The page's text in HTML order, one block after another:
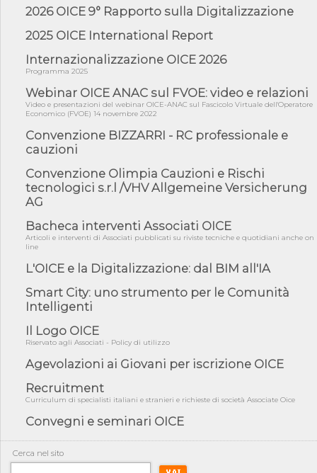
06/08/26 - Istat, produzione industriale in calo dell'1% a giugno,
con ...
06/08/26 - DL PA approvato in Cdm: contributi per
riqualificazione sism...
06/08/26 - CdM: approvato il d.lgs. di adeguamento all’AI Act in
mate...
06/08/26 - DDL delegazione europea in Cdm per recepimento
norme UE in m...
05/08/26 - DL Infrastrutture e PNRR è legge: approvata oggi la
fiducia...
05/08/26 - Focus OICE sul DDL di riforma della responsabilità
05/08/26 - Anac: pubblicata la Relazione illustrativa al Bando tipo
2 s...
05/08/26 - SAVE THE DATE: Assemblea Pubblica Confindustria
Professioni ...
05/08/26 - Successo OICE per il bando della Città metropolitana
di Reg...
05/08/26 - Lettera OICE per il bando della Giunta Regionale della
Campa...
04/08/26 - DL PA: previste cancellazioni da elenchi professionisti
per ...
04/08/26 - International Sustainable Buildings Competition -
COP31, An...
04/08/26 - CdS, project financing: progetto di fattibilità da
impugnar...
04/08/26 - Rapporto Anac corruzione 2020-2026: procedimenti
penali per ...
2026 OICE 9° Rapporto sulla Digitalizzazione
2025 OICE International Report
Internazionalizzazione OICE 2026
Programma 2025
Webinar OICE ANAC sul FVOE: video e relazioni
Video e presentazioni del webinar OICE-ANAC sul Fascicolo Virtuale dell'Operatore
Economico (FVOE) 14 novembre 2022
Convenzione BIZZARRI - RC professionale e
cauzioni
Convenzione Olimpia Cauzioni e Rischi
tecnologici s.r.l /VHV Allgemeine Versicherung
AG
Bacheca interventi Associati OICE
Articoli e interventi di Associati pubblicati su riviste tecniche e quotidiani anche on
line
L'OICE e la Digitalizzazione: dal BIM all'IA
Smart City: uno strumento per le Comunità
Intelligenti
Il Logo OICE
Riservato agli Associati - Policy di utilizzo
Agevolazioni ai Giovani per iscrizione OICE
Recruitment
Curriculum di specialisti italiani e stranieri e richieste di società Associate Oice
Convegni e seminari OICE
Cerca nel sito